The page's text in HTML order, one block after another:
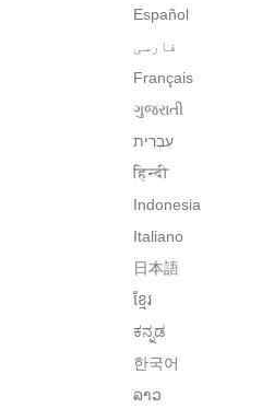
Español
فارسی
Français
ગુજરાતી
עִבְרִית‎
हिन्दी
Indonesia
Italiano
日本語
ខ្មែរ
ಕನ್ನಡ
한국어
ລາວ